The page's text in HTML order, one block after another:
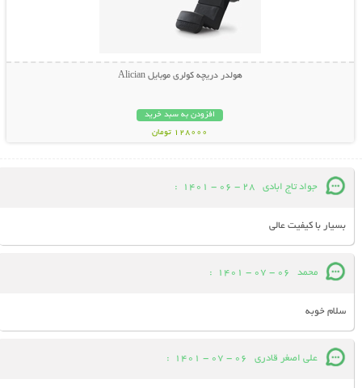
هولدر دریچه کولری موبایل Alician
افزودن به سبد خرید
128000 تومان
جواد تاج ابادی 28 - 06 - 1401
:
بسیار با کیفیت عالی
محمد 06 - 07 - 1401
:
سلام خوبه
علی اصغر قادری 06 - 07 - 1401
: